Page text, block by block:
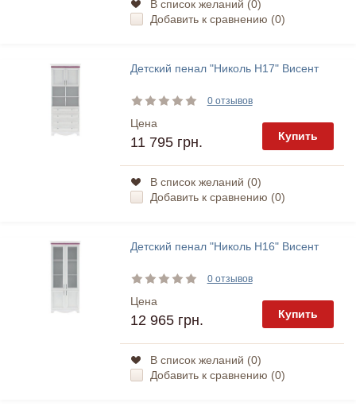
В список желаний (0)
Добавить к сравнению (0)
Детский пенал "Николь Н17" Висент
0 отзывов
Цена
11 795 грн. Купить
В список желаний (0)
Добавить к сравнению (0)
Детский пенал "Николь Н16" Висент
0 отзывов
Цена
12 965 грн. Купить
В список желаний (0)
Добавить к сравнению (0)